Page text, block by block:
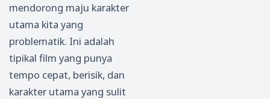
mendorong maju karakter
utama kita yang
problematik. Ini adalah
tipikal film yang punya
tempo cepat, berisik, dan
karakter utama yang sulit